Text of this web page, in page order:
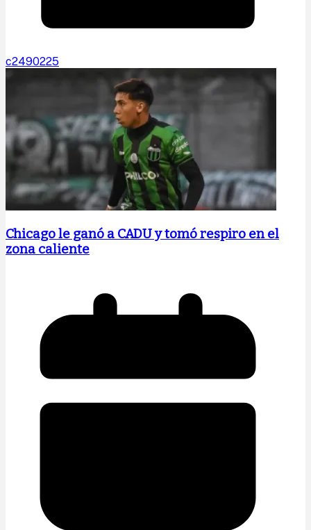
c2490225
Chicago le ganó a CADU y tomó respiro en el
zona caliente